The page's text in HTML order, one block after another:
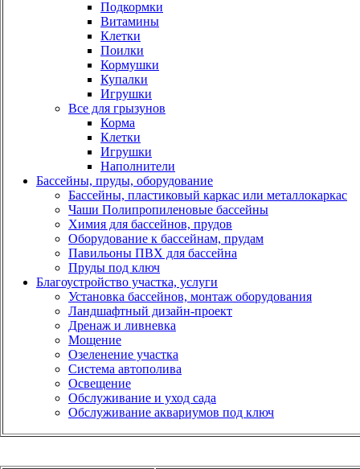
Подкормки
Витамины
Клетки
Поилки
Кормушки
Купалки
Игрушки
Все для грызунов
Корма
Клетки
Игрушки
Наполнители
Бассейны, пруды, оборудование
Бассейны, пластиковый каркас или металлокаркас
Чаши Полипропиленовые бассейны
Химия для бассейнов, прудов
Оборудование к бассейнам, прудам
Павильоны ПВХ для бассейна
Пруды под ключ
Благоустройство участка, услуги
Установка бассейнов, монтаж оборудования
Ландшафтный дизайн-проект
Дренаж и ливневка
Мощение
Озеленение участка
Система автополива
Освещение
Обслуживание и уход сада
Обслуживание аквариумов под ключ